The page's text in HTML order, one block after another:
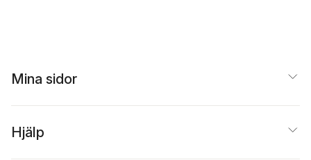
Mina sidor
Hjälp